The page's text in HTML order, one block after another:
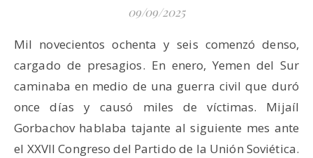
09/09/2025
Mil novecientos ochenta y seis comenzó denso,
cargado de presagios. En enero, Yemen del Sur
caminaba en medio de una guerra civil que duró
once días y causó miles de víctimas. Mijaíl
Gorbachov hablaba tajante al siguiente mes ante
el XXVII Congreso del Partido de la Unión Soviética.